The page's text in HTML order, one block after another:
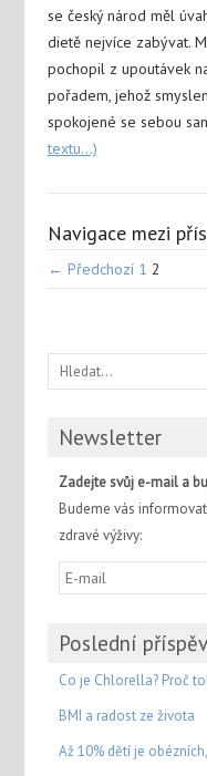
se český národ měl
dietě nejvíce zabývat.
pochopil z upoutávek
pořadem, jehož
spokojené se sebou
textu…)
Navigace mezi
← Předchozí 1 2
Newsletter
Zadejte svůj e-mail a
Budeme vás
zdravé výživy:
Poslední
Co je Chlorella? Proč
BMI a radost ze života
Až 10% dětí je